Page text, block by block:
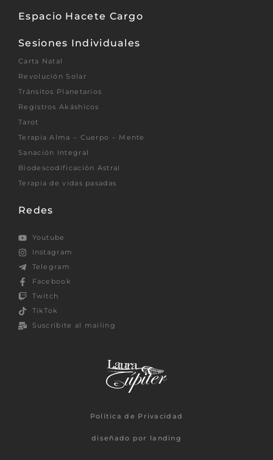
Espacio Hacete Cargo
Sesiones Individuales
Carta Natal
Revolución Solar
Tránsitos Planetarios
Registros Akáshicos
Tarot
Terapia Alma – Cuerpo – Mente
Sanación Integral
Biodescodificación Astral
Terapia de vidas pasadas
Redes
Youtube
Instagram
Telegram
Facebook
Twitch
TikTok
Suscribite al mailing
Política de Privacidad
diseñado por landing